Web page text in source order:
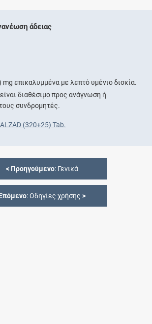
άδειας
mg επικαλυμμένα με λεπτό υμένιο δισκία.
διαθέσιμο προς ανάγνωση ή
συνδρομητές.
(320+25) Tab.
< Προηγούμενο: Γενικά
: Οδηγίες χρήσης >